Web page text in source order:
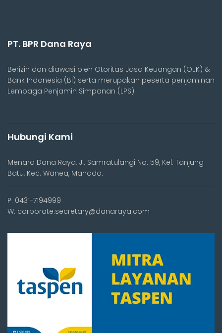
PT. BPR Dana Raya
Berizin dan diawasi oleh Otoritas Jasa Keuangan (OJK) &
Bank Indonesia (BI) serta merupakan peserta penjaminan
Lembaga Penjamin Simpanan (LPS).
Hubungi Kami
Menara Dana Raya, Jl. Samratulangi No. 59, Kel. Tanjung
Batu, Kec. Wanea, Manado.
P: 0431-7194999
W: corporate.secretary@danaraya.com